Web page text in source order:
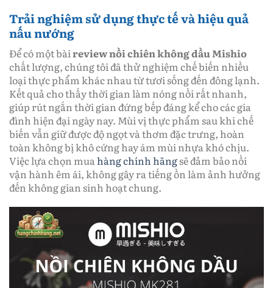
Trải nghiệm sử dụng thực tế và hiệu quả
nấu nướng
Để có một bàireview nồi chiên không dầu Mishio
chất lượng, chúng tôi đã thử nghiệm chế biến nhiều
loại thực phẩm khác nhau từ tươi sống đến đông lạnh.
Kết quả cho thấy thời gian làm nóng nồi rất nhanh,
giúp rút ngắn thời gian đứng bếp đáng kể cho các gia
đình hiện đại ngày nay. Mùi vị thực phẩm sau khi chế
biến vẫn giữ được độ ngọt và thơm đặc trưng, hoàn
toàn không bị khô cứng hay ám mùi nhựa khó chịu.
Việc lựa chọn mua hàng chính hãngsẽ đảm bảo nồi
vận hành êm ái, không gây ra tiếng ồn làm ảnh hưởng
đến không gian sinh hoạt chung.